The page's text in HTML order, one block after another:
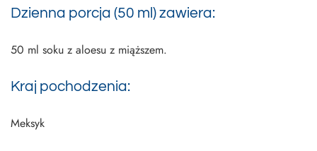
Dzienna porcja (50 ml) zawiera:
50 ml soku z aloesu z miąższem.
Kraj pochodzenia:
Meksyk